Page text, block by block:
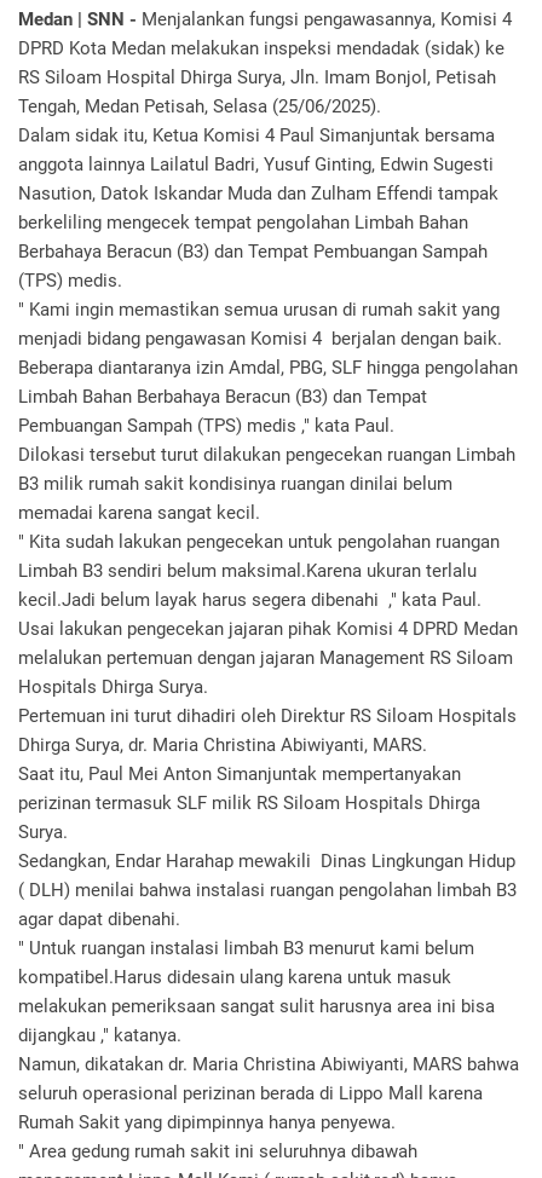
Medan | SNN - Menjalankan fungsi pengawasannya, Komisi 4
DPRD Kota Medan melakukan inspeksi mendadak (sidak) ke
RS Siloam Hospital Dhirga Surya, Jln. Imam Bonjol, Petisah
Tengah, Medan Petisah, Selasa (25/06/2025).
Dalam sidak itu, Ketua Komisi 4 Paul Simanjuntak bersama
anggota lainnya Lailatul Badri, Yusuf Ginting, Edwin Sugesti
Nasution, Datok Iskandar Muda dan Zulham Effendi tampak
berkeliling mengecek tempat pengolahan Limbah Bahan
Berbahaya Beracun (B3) dan Tempat Pembuangan Sampah
(TPS) medis.
" Kami ingin memastikan semua urusan di rumah sakit yang
menjadi bidang pengawasan Komisi 4 berjalan dengan baik.
Beberapa diantaranya izin Amdal, PBG, SLF hingga pengolahan
Limbah Bahan Berbahaya Beracun (B3) dan Tempat
Pembuangan Sampah (TPS) medis ," kata Paul.
Dilokasi tersebut turut dilakukan pengecekan ruangan Limbah
B3 milik rumah sakit kondisinya ruangan dinilai belum
memadai karena sangat kecil.
" Kita sudah lakukan pengecekan untuk pengolahan ruangan
Limbah B3 sendiri belum maksimal.Karena ukuran terlalu
kecil.Jadi belum layak harus segera dibenahi ," kata Paul.
Usai lakukan pengecekan jajaran pihak Komisi 4 DPRD Medan
melalukan pertemuan dengan jajaran Management RS Siloam
Hospitals Dhirga Surya.
Pertemuan ini turut dihadiri oleh Direktur RS Siloam Hospitals
Dhirga Surya, dr. Maria Christina Abiwiyanti, MARS.
Saat itu, Paul Mei Anton Simanjuntak mempertanyakan
perizinan termasuk SLF milik RS Siloam Hospitals Dhirga
Surya.
Sedangkan, Endar Harahap mewakili Dinas Lingkungan Hidup
( DLH) menilai bahwa instalasi ruangan pengolahan limbah B3
agar dapat dibenahi.
" Untuk ruangan instalasi limbah B3 menurut kami belum
kompatibel.Harus didesain ulang karena untuk masuk
melakukan pemeriksaan sangat sulit harusnya area ini bisa
dijangkau ," katanya.
Namun, dikatakan dr. Maria Christina Abiwiyanti, MARS bahwa
seluruh operasional perizinan berada di Lippo Mall karena
Rumah Sakit yang dipimpinnya hanya penyewa.
" Area gedung rumah sakit ini seluruhnya dibawah